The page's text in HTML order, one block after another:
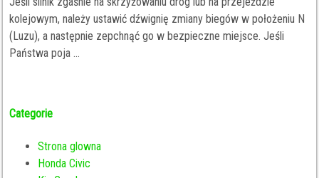
kolejowym, należy ustawić dźwignię zmiany biegów w położeniu N
(Luzu), a następnie zepchnąć go w bezpieczne miejsce. Jeśli
Państwa poja ...
Categorie
Strona glowna
Honda Civic